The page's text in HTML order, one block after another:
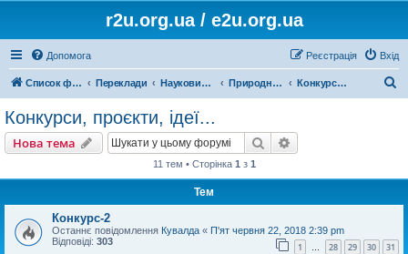
r2u.org.ua / e2u.org.ua
Допомога Вхід
Реєстрація
Список форумів Переклади Науковий переклад Природничі науки, математика, медицина, загальна література Конкурси, проєкти, ідеї...
Конкурси, проєкти, ідеї...
Нова тема Пошук
11 тем • Сторінка 1 з 1
Тем
Конкурс-2
Останнє повідомлення Кувалда « П'ят червня 22, 2018 2:39 pm
Відповіді: 303 1 … 28 29 30 31